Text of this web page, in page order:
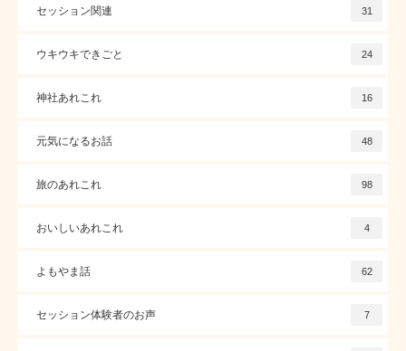
セッション関連 31
ウキウキできごと 24
神社あれこれ 16
元気になるお話 48
旅のあれこれ 98
おいしいあれこれ 4
よもやま話 62
セッション体験者のお声 7